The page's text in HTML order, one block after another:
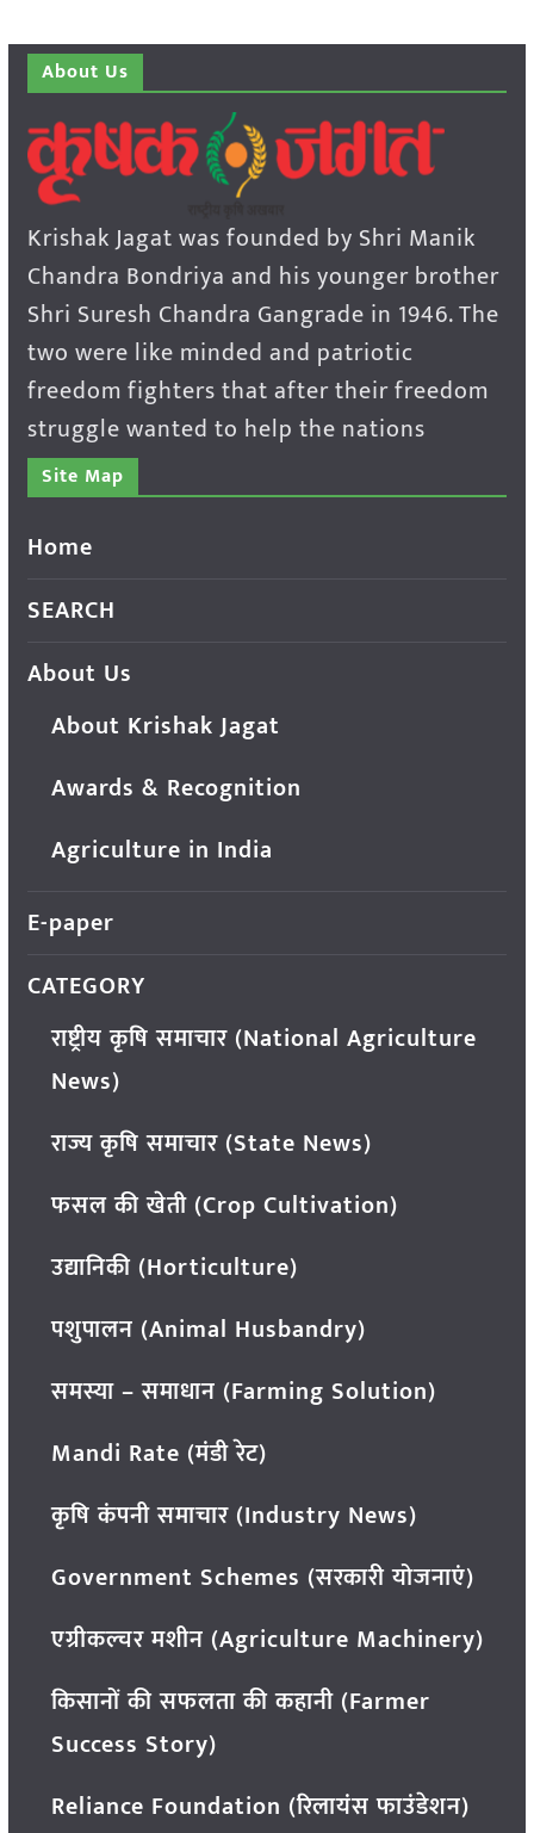
About Us
Krishak Jagat was founded by Shri Manik
Chandra Bondriya and his younger brother
Shri Suresh Chandra Gangrade in 1946. The
two were like minded and patriotic
freedom fighters that after their freedom
struggle wanted to help the nations
Site Map
Home
SEARCH
About Us
About Krishak Jagat
Awards & Recognition
Agriculture in India
E-paper
CATEGORY
राष्ट्रीय कृषि समाचार (National Agriculture
News)
राज्य कृषि समाचार (State News)
फसल की खेती (Crop Cultivation)
उद्यानिकी (Horticulture)
पशुपालन (Animal Husbandry)
समस्या – समाधान (Farming Solution)
Mandi Rate (मंडी रेट)
कृषि कंपनी समाचार (Industry News)
Government Schemes (सरकारी योजनाएं)
एग्रीकल्चर मशीन (Agriculture Machinery)
किसानों की सफलता की कहानी (Farmer
Success Story)
Reliance Foundation (रिलायंस फाउंडेशन)